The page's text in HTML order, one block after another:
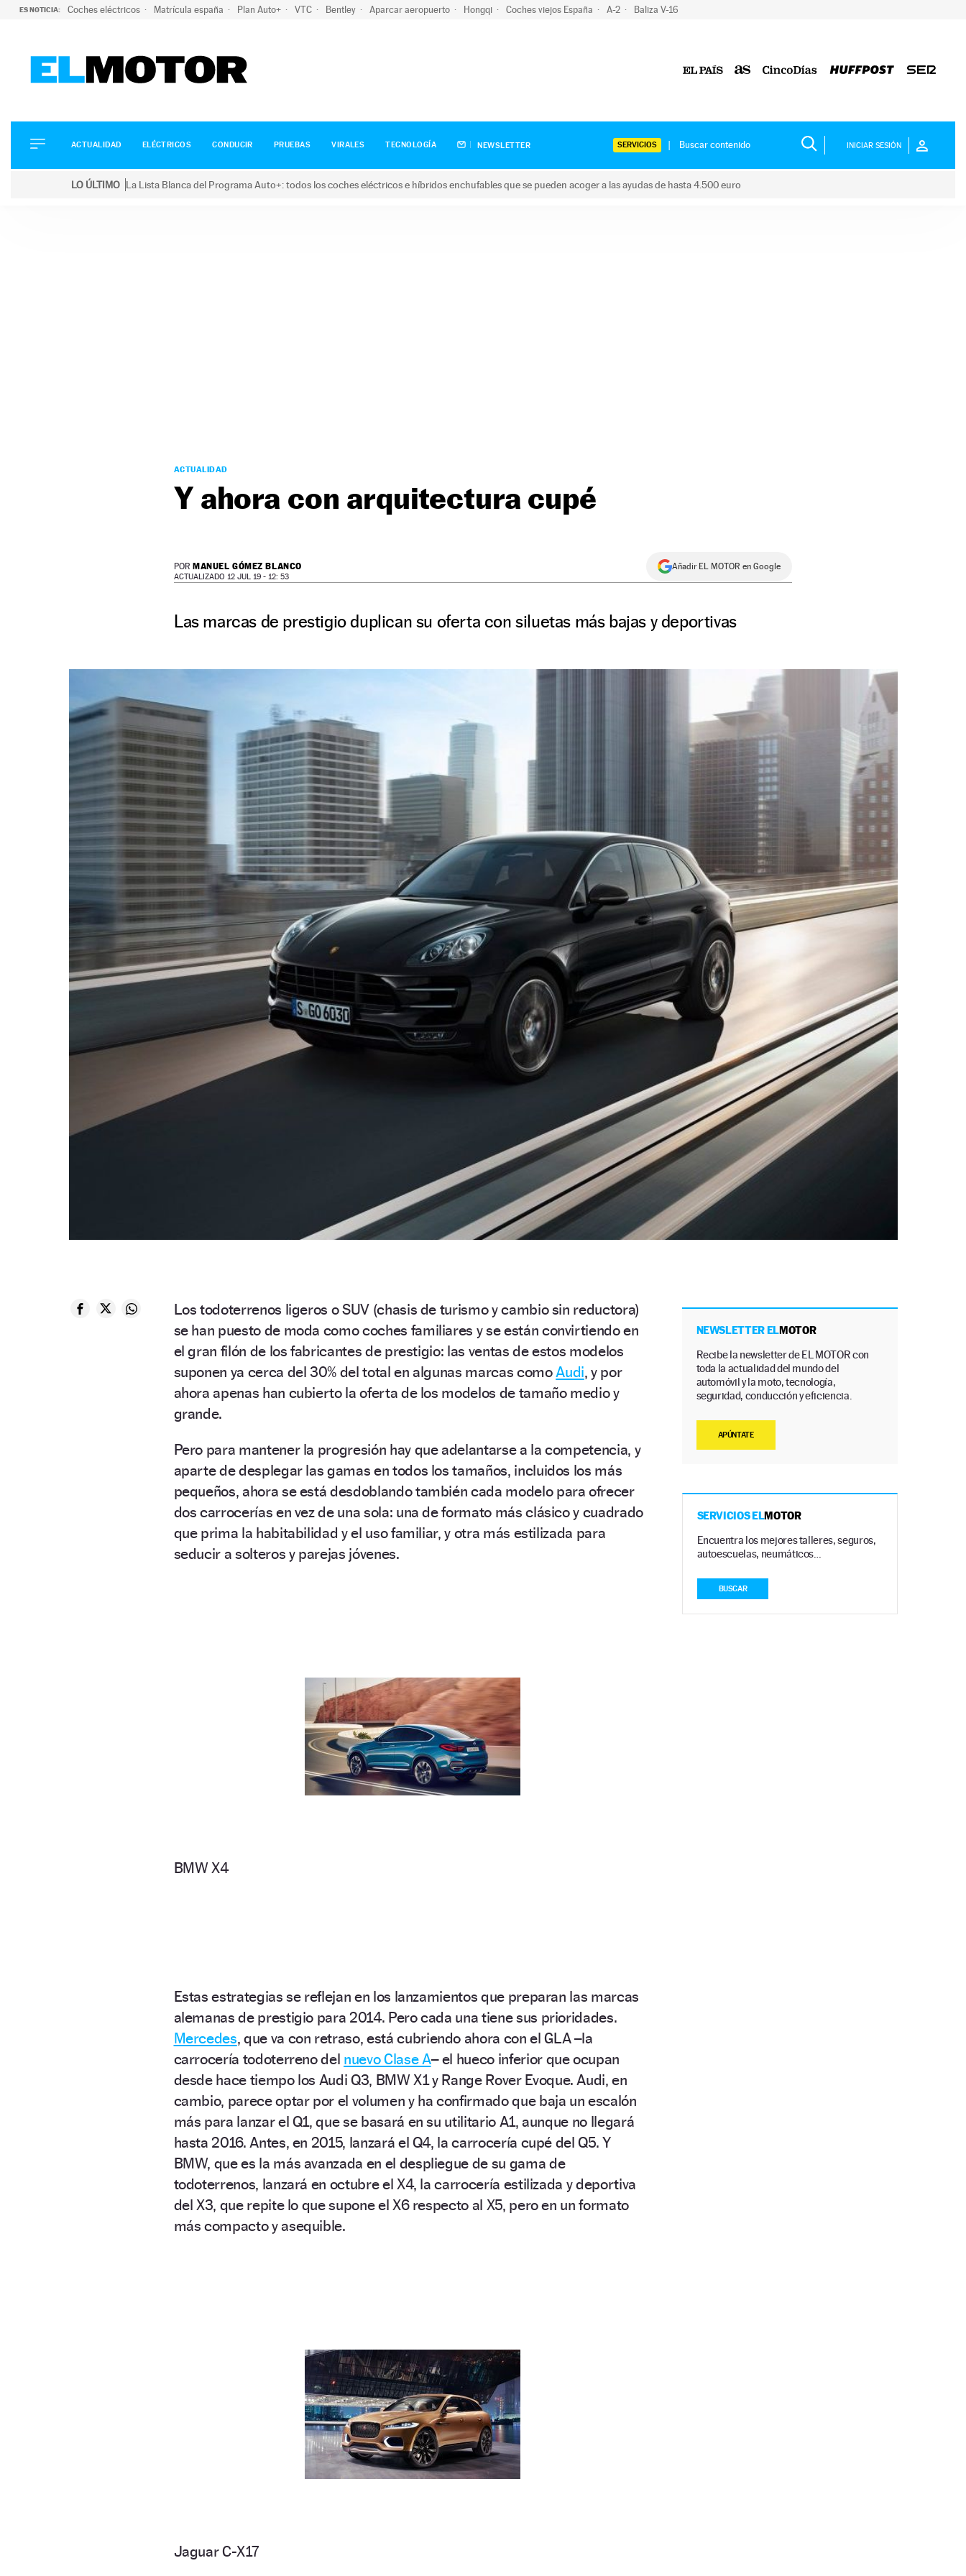
ES NOTICIA: Coches eléctricos Matrícula españa Plan Auto+ VTC Bentley Aparcar aeropuerto Hongqi Coches viejos España A-2 Baliza V-16
ELÉCTRICOS
CONDUCIR
ACTUALIDAD ELÉCTRICOS CONDUCIR PRUEBAS VIRALES TECNOLOGÍA NEWSLETTER SERVICIOS INICIAR SESIÓN
LO ÚLTIMO La Lista Blanca del Programa Auto+: todos los coches eléctricos e híbridos enchufables que se pueden acoger a las ayudas de hasta 4.500 euro
ACTUALIDAD
Y ahora con arquitectura cupé
POR MANUEL GÓMEZ BLANCO
ACTUALIZADO 12 JUL 19 - 12: 53
Añadir EL MOTOR en Google
Las marcas de prestigio duplican su oferta con siluetas más bajas y deportivas
Los todoterrenos ligeros o SUV (chasis de turismo y cambio sin reductora)
se han puesto de moda como coches familiares y se están convirtiendo en
el gran filón de los fabricantes de prestigio: las ventas de estos modelos
suponen ya cerca del 30% del total en algunas marcas comoAudi, y por
ahora apenas han cubierto la oferta de los modelos de tamaño medio y
grande.
Pero para mantener la progresión hay que adelantarse a la competencia, y
aparte de desplegar las gamas en todos los tamaños, incluidos los más
pequeños, ahora se está desdoblando también cada modelo para ofrecer
dos carrocerías en vez de una sola: una de formato más clásico y cuadrado
que prima la habitabilidad y el uso familiar, y otra más estilizada para
seducir a solteros y parejas jóvenes.
BMW X4
Estas estrategias se reflejan en los lanzamientos que preparan las marcas
alemanas de prestigio para 2014. Pero cada una tiene sus prioridades.
Mercedes, que va con retraso, está cubriendo ahora con el GLA –la
carrocería todoterreno del nuevo Clase A– el hueco inferior que ocupan
desde hace tiempo los Audi Q3, BMW X1 y Range Rover Evoque. Audi, en
cambio, parece optar por el volumen y ha confirmado que baja un escalón
más para lanzar el Q1, que se basará en su utilitario A1, aunque no llegará
hasta 2016. Antes, en 2015, lanzará el Q4, la carrocería cupé del Q5. Y
BMW, que es la más avanzada en el despliegue de su gama de
todoterrenos, lanzará en octubre el X4, la carrocería estilizada y deportiva
del X3, que repite lo que supone el X6 respecto al X5, pero en un formato
más compacto y asequible.
Jaguar C-X17
NEWSLETTER ELMOTOR
Recibe la newsletter de EL MOTOR con
toda la actualidad del mundo del
automóvil y la moto, tecnología,
seguridad, conducción y eficiencia.
APÚNTATE
SERVICIOS ELMOTOR
Encuentra los mejores talleres, seguros,
autoescuelas, neumáticos…
BUSCAR